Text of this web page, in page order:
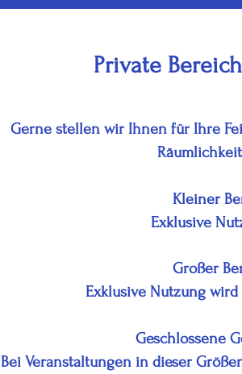
Private
Gerne stellen wir Ihnen für Ihre
Kleiner
Exklusive
Großer
Exklusive Nutzung
Geschlossene
Bei Veranstaltungen in dieser